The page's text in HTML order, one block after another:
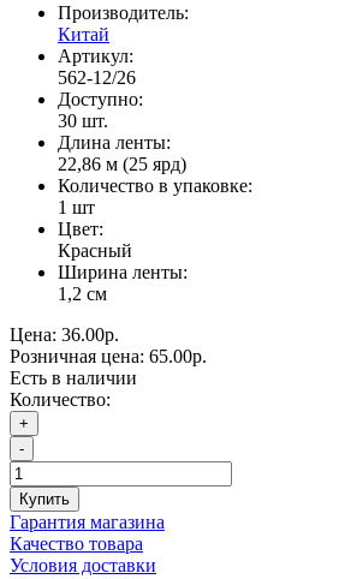
Производитель:
Китай
Артикул:
562-12/26
Доступно:
30 шт.
Длина ленты:
22,86 м (25 ярд)
Количество в упаковке:
1 шт
Цвет:
Красный
Ширина ленты:
1,2 см
Цена: 36.00р.
Розничная цена: 65.00р.
Есть в наличии
Количество:
+
-
Купить
Гарантия магазина
Качество товара
Условия доставки